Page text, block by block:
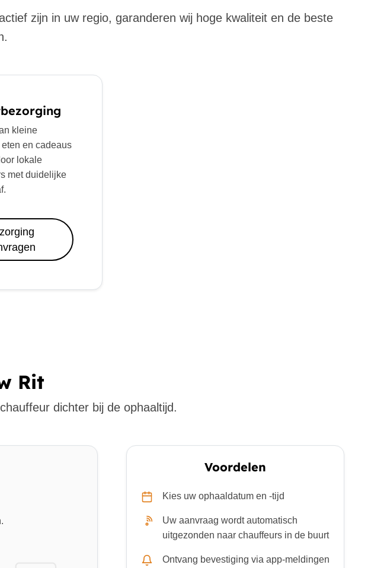
zijn in uw regio, garanderen wij hoge kwaliteit en de beste
kleine
en cadeaus
lokale
met duidelijke
Rit
dichter bij de ophaaltijd.
Voordelen
Kies uw ophaaldatum en -tijd
Uw aanvraag wordt automatisch
uitgezonden naar chauffeurs in de buurt
Ontvang bevestiging via app-meldingen